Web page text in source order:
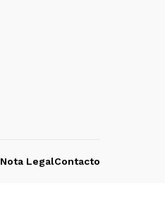
Nota LegalContacto